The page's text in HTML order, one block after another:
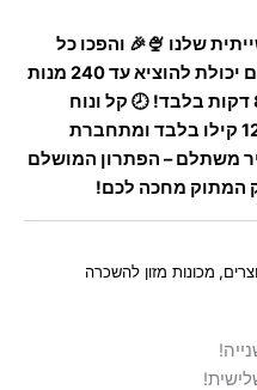
שלנו 🍨🎉 והפכו כל
אירוע לחוויה מתוקה ומיוחדת! עם יכולת להוציא עד 240 מנות
בשעה, הכדור הראשון מוכן תוך 8 דקות בלבד! 🕗 קל ונוח
לשינוע, מכונת הגלידה שוקלת 120 קילו בלבד ומתחברת
משתלם – הפתרון המושלם
המתוק מחכה לכם!
, מכונות מזון להשכרה